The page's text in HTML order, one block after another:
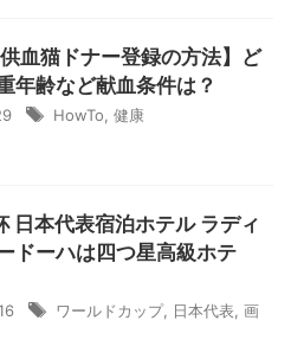
供血猫ドナー登録の方法】ど
年齢など献血条件は？
HowTo 健康
日本代表宿泊ホテル ラディ
ドーハは四つ星高級ホテ
ワールドカップ, 日本代表 画